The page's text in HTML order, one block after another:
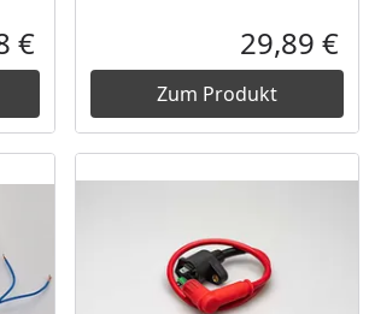
Aktueller Preis
€ 29,89 €
Zum Produkt